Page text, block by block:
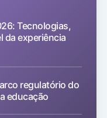
Tecnologias,
da experiência
regulatório do
educação